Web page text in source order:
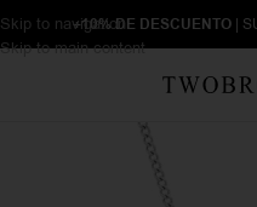
Skip to navigation
Skip to main content
+10% DE DESCUENTO |
Collares de hombre